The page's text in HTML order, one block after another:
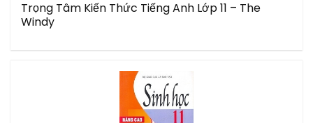
Trọng Tâm Kiến Thức Tiếng Anh Lớp 11 – The
Windy